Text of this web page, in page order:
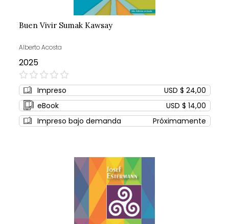
Buen Vivir Sumak Kawsay
Alberto Acosta
2025
0%
Impreso
USD $ 24,00
eBook
USD $ 14,00
Impreso bajo demanda
Próximamente